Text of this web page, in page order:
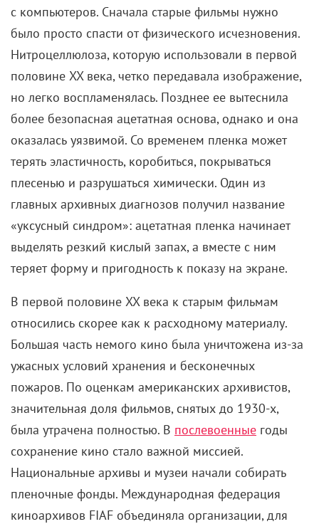
с компьютеров. Сначала старые фильмы нужно
было просто спасти от физического исчезновения.
Нитроцеллюлоза, которую использовали в первой
половине XX века, четко передавала изображение,
но легко воспламенялась. Позднее ее вытеснила
более безопасная ацетатная основа, однако и она
оказалась уязвимой. Со временем пленка может
терять эластичность, коробиться, покрываться
плесенью и разрушаться химически. Один из
главных архивных диагнозов получил название
«уксусный синдром»: ацетатная пленка начинает
выделять резкий кислый запах, а вместе с ним
теряет форму и пригодность к показу на экране.
В первой половине XX века к старым фильмам
относились скорее как к расходному материалу.
Большая часть немого кино была уничтожена из-за
ужасных условий хранения и бесконечных
пожаров. По оценкам американских архивистов,
значительная доля фильмов, снятых до 1930-х,
была утрачена полностью. В послевоенные годы
сохранение кино стало важной миссией.
Национальные архивы и музеи начали собирать
пленочные фонды. Международная федерация
киноархивов FIAF объединяла организации, для